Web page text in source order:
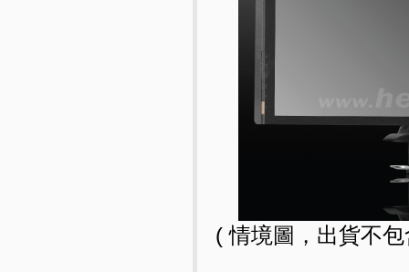
( 情境圖，出貨不